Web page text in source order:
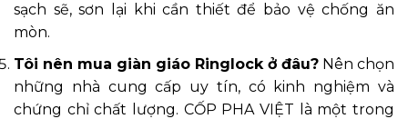
sạch sẽ, sơn lại khi cần thiết để bảo vệ chống ăn
mòn.
Tôi nên mua giàn giáo Ringlock ở đâu? Nên chọn
những nhà cung cấp uy tín, có kinh nghiệm và
chứng chỉ chất lượng. CỐP PHA VIỆT là một trong